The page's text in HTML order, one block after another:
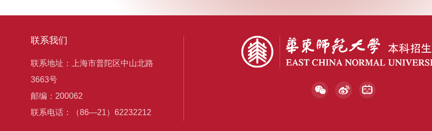
联系我们
联系地址：上海市普陀区中山北路
3663号
邮编：200062
联系电话：（86—21）62232212